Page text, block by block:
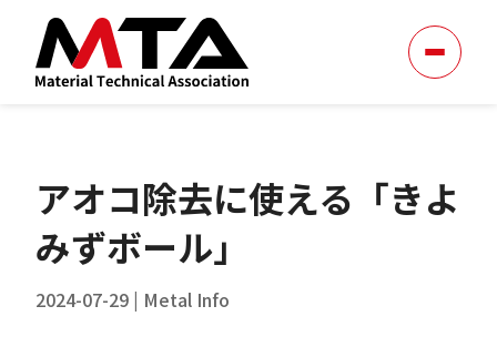
アオコ除去に使える「きよ
みずボール」
2024-07-29 | Metal Info